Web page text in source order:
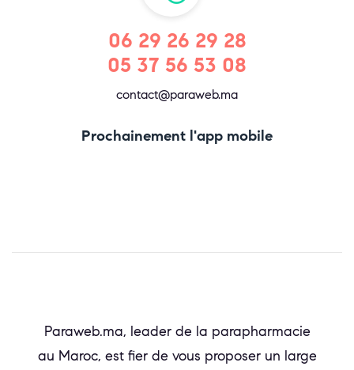
06 29 26 29 28
05 37 56 53 08
contact@paraweb.ma
Prochainement l'app mobile
Paraweb.ma, leader de la parapharmacie
au Maroc, est fier de vous proposer un large